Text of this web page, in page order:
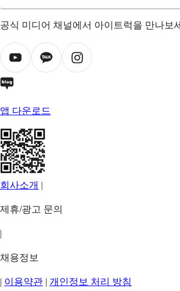
공식 미디어 채널에서 아이트럭을 만나보
앱 다운로드
회사소개 |
제휴/광고 문의
|
채용정보
| 이용약관 | 개인정보 처리 방침